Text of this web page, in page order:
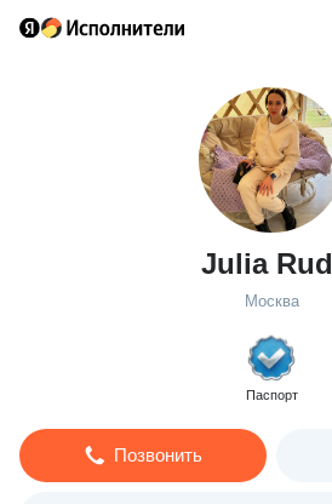
Julia Rud
Москва
Паспорт
Позвонить